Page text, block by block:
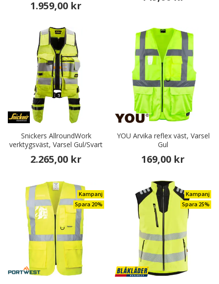
1.959,00 kr
Snickers AllroundWork
verktygsväst, Varsel Gul/Svart
2.265,00 kr
YOU Arvika reflex väst, Varsel
Gul
169,00 kr
Kampanj
Spara 20%
Kampanj
Spara 25%